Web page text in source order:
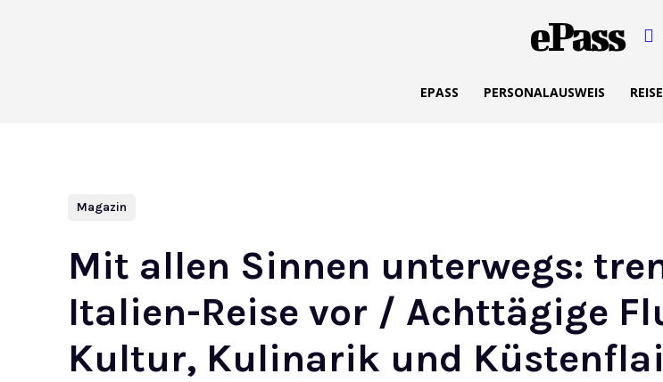
ePass
EPASS PERSONALAUSWEIS
Magazin
Mit allen Sinnen unterwegs:
Italien-Reise vor / Achttägige
Kultur, Kulinarik und